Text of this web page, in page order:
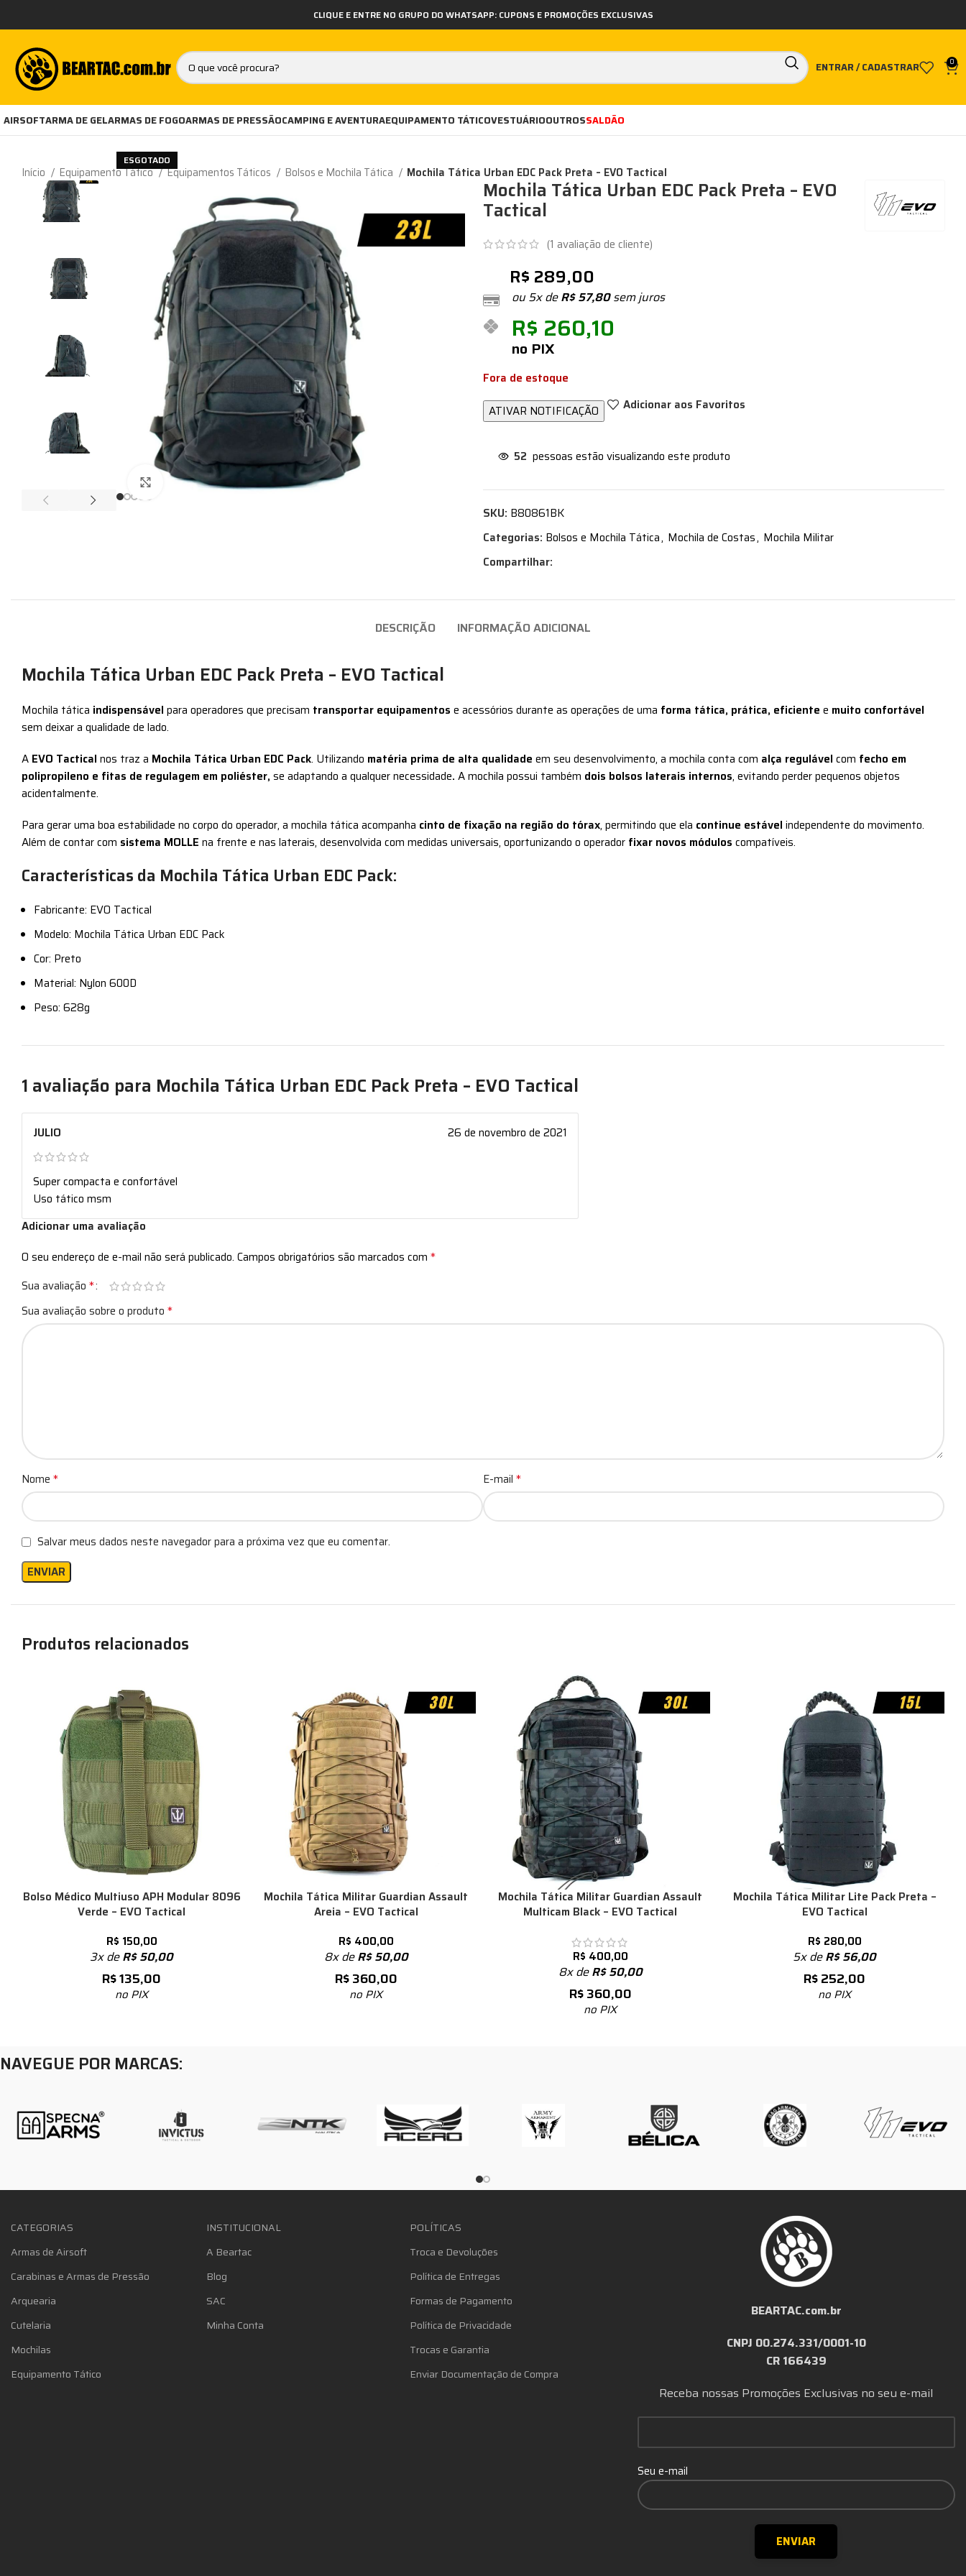
CLIQUE E ENTRE NO GRUPO DO WHATSAPP: CUPONS E PROMOÇÕES EXCLUSIVAS
ENTRAR / CADASTRAR 0
AIRSOFTARMA DE GELARMAS DE FOGOARMAS DE PRESSÃOCAMPING E AVENTURAEQUIPAMENTO TÁTICOVESTUÁRIOOUTROSSALDÃO
Início Equipamento Tático Equipamentos Táticos Bolsos e Mochila Tática Mochila Tática Urban EDC Pack Preta – EVO Tactical
ESGOTADO
Expandir
Mochila Tática Urban EDC Pack Preta – EVO
Tactical
(1 avaliação de cliente)
R$ 289,00
ou 5x deR$57,80sem juros
R$ 260,10
no PIX
Fora de estoque
Adicionar aos Favoritos
52 pessoas estão visualizando este produto
SKU: B80861BK
Categorias: Bolsos e Mochila Tática, Mochila de Costas, Mochila Militar
Compartilhar:
DESCRIÇÃO INFORMAÇÃO ADICIONAL
Mochila Tática Urban EDC Pack Preta – EVO Tactical
Mochila tática indispensável para operadores que precisam transportar equipamentos e acessórios durante as operações de uma forma tática, prática, eficiente e muito confortável
sem deixar a qualidade de lado.
A EVO Tactical nos traz a Mochila Tática Urban EDC Pack. Utilizando matéria prima de alta qualidade em seu desenvolvimento, a mochila conta com alça regulável com fecho em
polipropileno e fitas de regulagem em poliéster, se adaptando a qualquer necessidade. A mochila possui também dois bolsos laterais internos, evitando perder pequenos objetos
acidentalmente.
Para gerar uma boa estabilidade no corpo do operador, a mochila tática acompanha cinto de fixação na região do tórax, permitindo que ela continue estável independente do movimento.
Além de contar com sistema MOLLE na frente e nas laterais, desenvolvida com medidas universais, oportunizando o operador fixar novos módulos compatíveis.
Características da Mochila Tática Urban EDC Pack:
Fabricante: EVO Tactical
Modelo: Mochila Tática Urban EDC Pack
Cor: Preto
Material: Nylon 600D
Peso: 628g
1 avaliação para Mochila Tática Urban EDC Pack Preta – EVO Tactical
JULIO 26 de novembro de 2021
Super compacta e confortável
Uso tático msm
Adicionar uma avaliação
O seu endereço de e-mail não será publicado. Campos obrigatórios são marcados com *
Sua avaliação *
Sua avaliação sobre o produto *
Nome * E-mail *
Salvar meus dados neste navegador para a próxima vez que eu comentar.
Produtos relacionados
Bolso Médico Multiuso APH Modular 8096
Verde – EVO Tactical
R$ 150,00
3x deR$50,00
R$135,00
no PIX
Mochila Tática Militar Guardian Assault
Areia – EVO Tactical
R$ 400,00
8x deR$50,00
R$360,00
no PIX
Mochila Tática Militar Guardian Assault
Multicam Black – EVO Tactical
R$ 400,00
8x deR$50,00
R$360,00
no PIX
Mochila Tática Militar Lite Pack Preta –
EVO Tactical
R$ 280,00
5x deR$56,00
R$252,00
no PIX
NAVEGUE POR MARCAS:
CATEGORIAS
Armas de Airsoft
Carabinas e Armas de Pressão
Arquearia
Cutelaria
Mochilas
Equipamento Tático
INSTITUCIONAL
A Beartac
Blog
SAC
Minha Conta
POLÍTICAS
Troca e Devoluções
Política de Entregas
Formas de Pagamento
Política de Privacidade
Trocas e Garantia
Enviar Documentação de Compra
BEARTAC.com.br
CNPJ 00.274.331/0001-10
CR 166439
Receba nossas Promoções Exclusivas no seu e-mail
Seu e-mail